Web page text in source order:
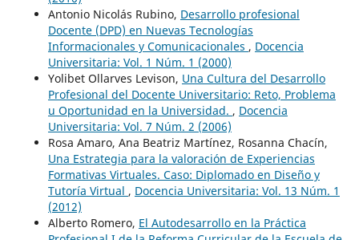
Antonio Nicolás Rubino, Desarrollo profesional
Docente (DPD) en Nuevas Tecnologías
Informacionales y Comunicacionales , Docencia
Universitaria: Vol. 1 Núm. 1 (2000)
Yolibet Ollarves Levison, Una Cultura del Desarrollo
Profesional del Docente Universitario: Reto, Problema
u Oportunidad en la Universidad. , Docencia
Universitaria: Vol. 7 Núm. 2 (2006)
Rosa Amaro, Ana Beatriz Martínez, Rosanna Chacín,
Una Estrategia para la valoración de Experiencias
Formativas Virtuales. Caso: Diplomado en Diseño y
Tutoría Virtual , Docencia Universitaria: Vol. 13 Núm. 1
(2012)
Alberto Romero, El Autodesarrollo en la Práctica